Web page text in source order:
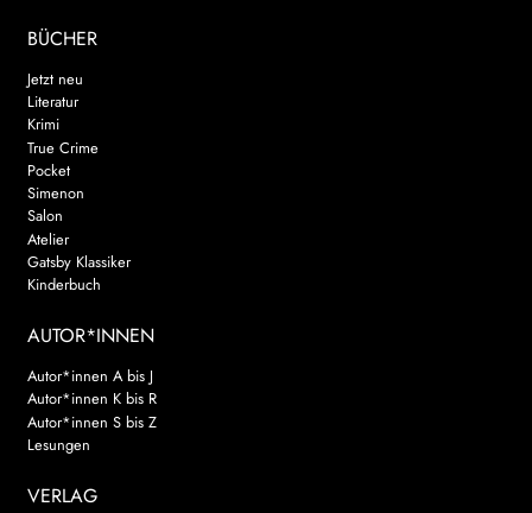
BÜCHER
Jetzt neu
Literatur
Krimi
True Crime
Pocket
Simenon
Salon
Atelier
Gatsby Klassiker
Kinderbuch
AUTOR*INNEN
Autor*innen A bis J
Autor*innen K bis R
Autor*innen S bis Z
Lesungen
VERLAG